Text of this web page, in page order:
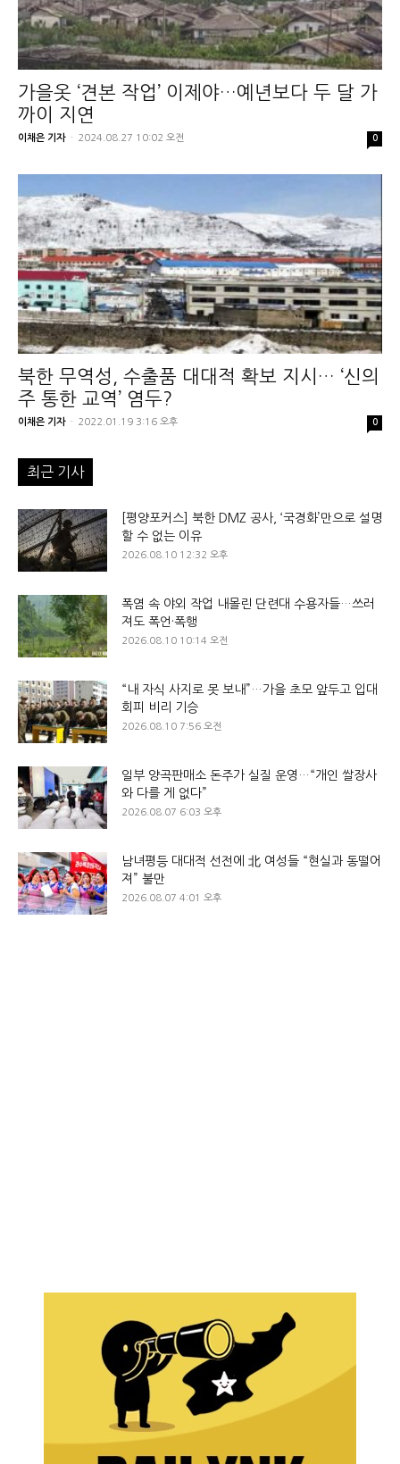
가을옷 ‘견본 작업’ 이제야…예년보다 두 달 가
까이 지연
이채은 기자 - 2024.08.27 10:02 오전 0
북한 무역성, 수출품 대대적 확보 지시… ‘신의
주 통한 교역’ 염두?
이채은 기자 - 2022.01.19 3:16 오후 0
최근 기사
[평양포커스] 북한 DMZ 공사, ‘국경화’만으로 설명
할 수 없는 이유
2026.08.10 12:32 오후
폭염 속 야외 작업 내몰린 단련대 수용자들…쓰러
져도 폭언·폭행
2026.08.10 10:14 오전
“내 자식 사지로 못 보내”…가을 초모 앞두고 입대
회피 비리 기승
2026.08.10 7:56 오전
일부 양곡판매소 돈주가 실질 운영…“개인 쌀장사
와 다를 게 없다”
2026.08.07 6:03 오후
남녀평등 대대적 선전에 北 여성들 “현실과 동떨어
져” 불만
2026.08.07 4:01 오후